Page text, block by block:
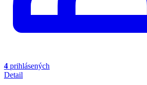
4 prihlásených
Detail